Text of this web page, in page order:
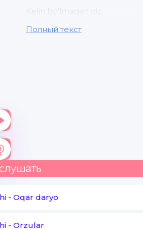
Kelin bo'lmagan qiz
Kelin bo'lmagan qiz
Полный текст
- Oqar daryo
- Orzular